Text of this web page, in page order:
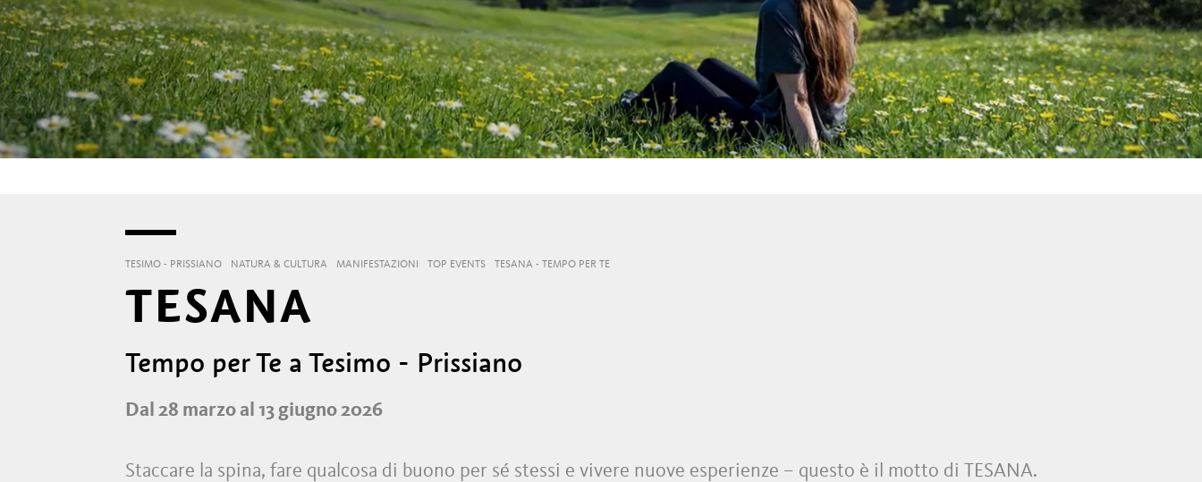
TESIMO - PRISSIANO NATURA & CULTURA MANIFESTAZIONI TOP EVENTS TESANA - TEMPO PER TE
TESANA
Tempo per Te a Tesimo - Prissiano
Dal 28 marzo al 13 giugno 2026
Staccare la spina, fare qualcosa di buono per sé stessi e vivere nuove esperienze – questo è il motto di TESANA.